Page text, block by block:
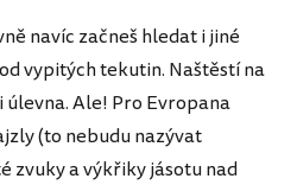
navíc začneš hledat i jiné
vypitých tekutin. Naštěstí na
Ale! Pro Evropana
(to nebudu nazývat
zvuky a výkřiky jásotu nad